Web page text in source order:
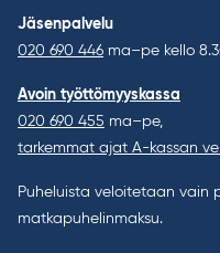
Jäsenpalvelu
020 690 446 ma–pe kello
Avoin työttömyyskassa
020 690 455 ma–pe,
tarkemmat ajat A-kassan
Puheluista veloitetaan vain
matkapuhelinmaksu.